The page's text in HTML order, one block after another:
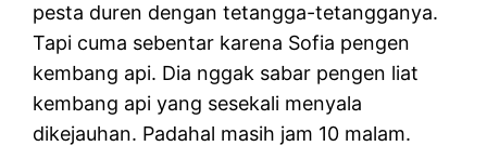
pesta duren dengan tetangga-tetangganya.
Tapi cuma sebentar karena Sofia pengen
kembang api. Dia nggak sabar pengen liat
kembang api yang sesekali menyala
dikejauhan. Padahal masih jam 10 malam.